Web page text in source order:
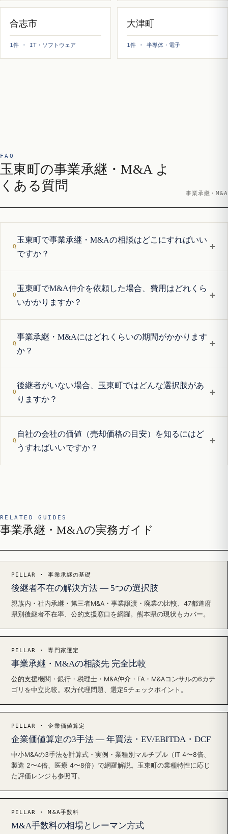
合志市
1件 · IT・ソフトウェア
大津町
1件 · 半導体・電子
FAQ
玉東町の事業承継・M&A よ
くある質問
事業承継・M&A
玉東町で事業承継・M&Aの相談はどこにすればいい
ですか？
+
玉東町でM&A仲介を依頼した場合、費用はどれくら
いかかりますか？
+
事業承継・M&Aにはどれくらいの期間がかかります
か？
+
後継者がいない場合、玉東町ではどんな選択肢があ
りますか？
+
自社の会社の価値（売却価格の目安）を知るにはど
うすればいいですか？
+
RELATED GUIDES
事業承継・M&Aの実務ガイド
PILLAR · 事業承継の基礎
後継者不在の解決方法 — 5つの選択肢
親族内・社内承継・第三者M&A・事業譲渡・廃業の比較、47都道府
県別後継者不在率、公的支援窓口を網羅。熊本県の現状もカバー。
PILLAR · 専門家選定
事業承継・M&Aの相談先 完全比較
公的支援機関・銀行・税理士・M&A仲介・FA・M&Aコンサルの6カテ
ゴリを中立比較。双方代理問題、選定5チェックポイント。
PILLAR · 企業価値算定
企業価値算定の3手法 — 年買法・EV/EBITDA・DCF
中小M&Aの3手法を計算式・実例・業種別マルチプル（IT 4〜8倍、
製造 2〜4倍、医療 4〜8倍）で網羅解説。玉東町の業種特性に応じ
た評価レンジも参照可。
PILLAR · M&A手数料
M&A手数料の相場とレーマン方式